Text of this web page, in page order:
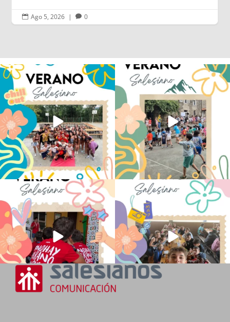
 Ago 4, 2026
Los alumnos de 6º de Primaria, 1º y 2º
de la ESO...
145 2
La diversión y la alegría también se han
sentido...
92 0
No hay verano sin que sea Salesiano ❤️
💫 en Luz 4
...
0
viviendo la alegría en el campamento
...